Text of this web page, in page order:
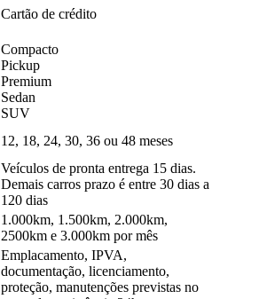
Cartão de crédito
Compacto
Pickup
Premium
Sedan
SUV
12, 18, 24, 30, 36 ou 48 meses
Veículos de pronta entrega 15 dias.
Demais carros prazo é entre 30 dias a
120 dias
1.000km, 1.500km, 2.000km,
2500km e 3.000km por mês
Emplacamento, IPVA,
documentação, licenciamento,
proteção, manutenções previstas no